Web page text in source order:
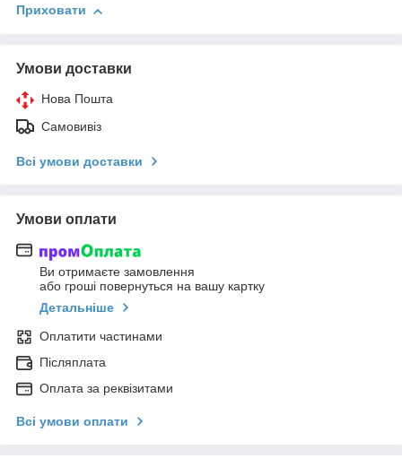
Приховати
Умови доставки
Нова Пошта
Самовивіз
Всі умови доставки
Умови оплати
Ви отримаєте замовлення
або гроші повернуться на вашу картку
Детальніше
Оплатити частинами
Післяплата
Оплата за реквізитами
Всі умови оплати